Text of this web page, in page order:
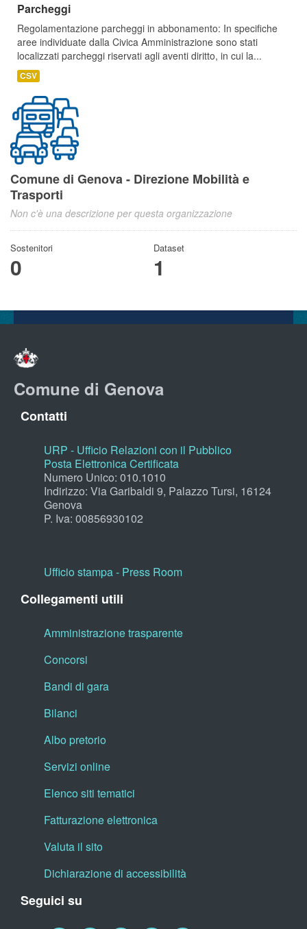
Parcheggi
Regolamentazione parcheggi in abbonamento: In specifiche
aree individuate dalla Civica Amministrazione sono stati
localizzati parcheggi riservati agli aventi diritto, in cui la...
CSV
Comune di Genova - Direzione Mobilità e
Trasporti
Non c'è una descrizione per questa organizzazione
Sostenitori
0
Dataset
1
Comune di Genova
Contatti
URP - Ufficio Relazioni con il Pubblico
Posta Elettronica Certificata
Numero Unico: 010.1010
Indirizzo: Via Garibaldi 9, Palazzo Tursi, 16124
Genova
P. Iva: 00856930102
Ufficio stampa - Press Room
Collegamenti utili
Amministrazione trasparente
Concorsi
Bandi di gara
Bilanci
Albo pretorio
Servizi online
Elenco siti tematici
Fatturazione elettronica
Valuta il sito
Dichiarazione di accessibilità
Seguici su